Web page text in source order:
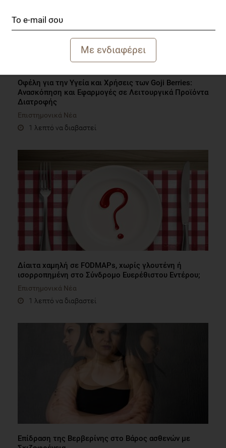
Οφέλη για την Υγεία και Χρήσεις των Goji Berries:
Ανασκόπηση και Εφαρμογές σε Λειτουργικά Προϊόντα
Διατροφής
Επιστημονικά Νέα
1 λεπτό να διαβαστεί
Δίαιτα χαμηλή σε FODMAPs, χωρίς γλουτένη ή
ισορροπημένη στο Σύνδρομο Ευερέθιστου Εντέρου;
Επιστημονικά Νέα
1 λεπτό να διαβαστεί
Επίδραση της Βερβερίνης στο Βάρος ασθενών με